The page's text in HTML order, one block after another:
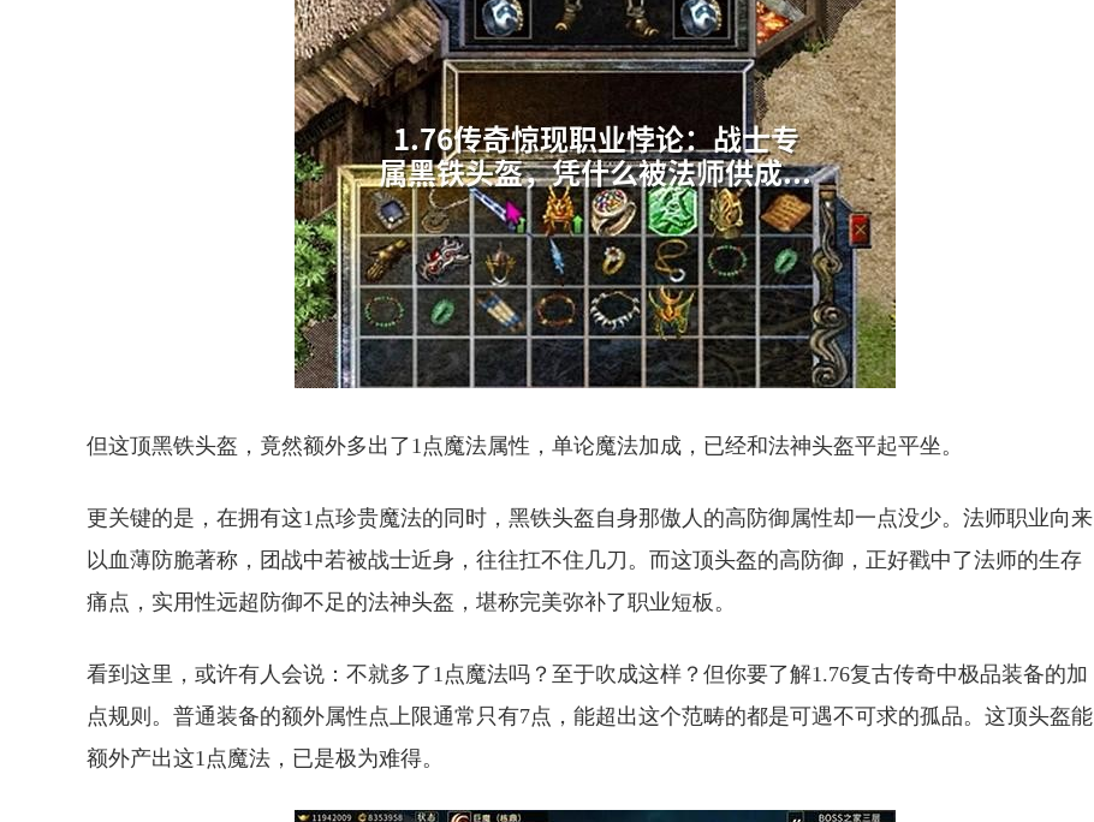
但这顶黑铁头盔，竟然额外多出了1点魔法属性，单论魔法加成，已经和法神头盔平起平坐。
更关键的是，在拥有这1点珍贵魔法的同时，黑铁头盔自身那傲人的高防御属性却一点没少。法师职业向来
以血薄防脆著称，团战中若被战士近身，往往扛不住几刀。而这顶头盔的高防御，正好戳中了法师的生存
痛点，实用性远超防御不足的法神头盔，堪称完美弥补了职业短板。
看到这里，或许有人会说：不就多了1点魔法吗？至于吹成这样？但你要了解1.76复古传奇中极品装备的加
点规则。普通装备的额外属性点上限通常只有7点，能超出这个范畴的都是可遇不可求的孤品。这顶头盔能
额外产出这1点魔法，已是极为难得。